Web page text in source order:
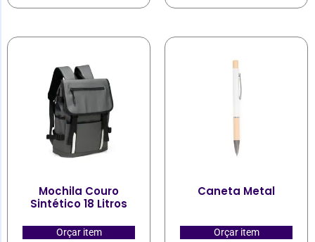
Mochila Couro
Sintético 18 Litros
Orçar item
Caneta Metal
Orçar item